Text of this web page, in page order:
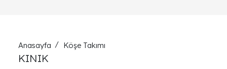
Anasayfa Köşe Takımı
KINIK